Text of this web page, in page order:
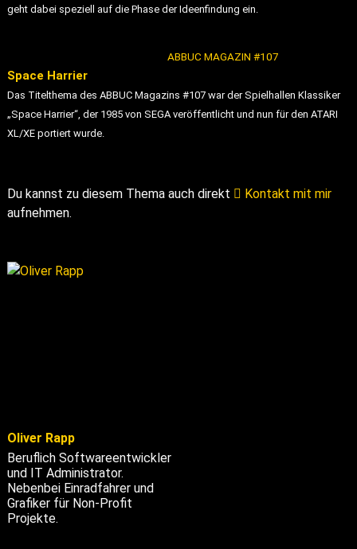
geht dabei speziell auf die Phase der Ideenfindung ein.
ABBUC MAGAZIN #107
Space Harrier
Das Titelthema des ABBUC Magazins #107 war der Spielhallen Klassiker
„Space Harrier“, der 1985 von SEGA veröffentlicht und nun für den ATARI
XL/XE portiert wurde.
Du kannst zu diesem Thema auch direkt
Kontakt mit mir
aufnehmen.
Oliver Rapp
Beruflich Softwareentwickler
und IT Administrator.
Nebenbei Einradfahrer und
Grafiker für Non-Profit
Projekte.